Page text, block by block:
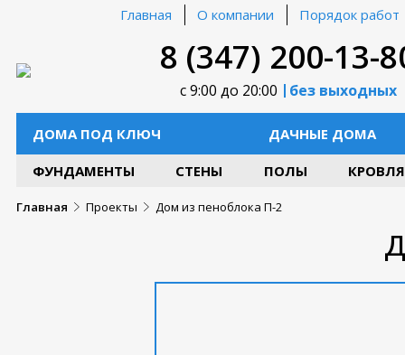
Главная О компании Порядок работ
8 (347) 200-13-
с 9:00 до 20:00 без выходных
ДОМА ПОД КЛЮЧ ДАЧНЫЕ ДОМА
ФУНДАМЕНТЫ СТЕНЫ ПОЛЫ КРОВЛЯ
Главная Проекты Дом из пеноблока П-2